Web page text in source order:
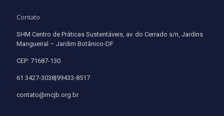
Contato
SHM Centro de Práticas Sustentáveis, av. do Cerrado s/n, Jardins
Mangueiral – Jardim Botânico-DF
CEP: 71687-130
61 3427-3038|99433-8517
contato@mcjb.org.br